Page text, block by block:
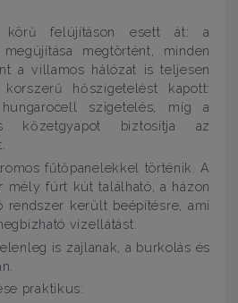
felújításon esett át: a
megtörtént, minden
a villamos hálózat is teljesen
hőszigetelést kapott:
szigetelés, míg a
kőzetgyapot biztosítja az
fűtőpanelekkel történik. A
mély fúrt kút található, a házon
került beépítésre, ami
vízellátást.
is zajlanak, a burkolás és
praktikus: